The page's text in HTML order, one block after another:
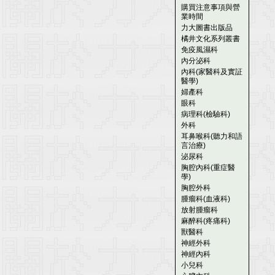
購買注意事項與營
業時間
力大圖書出版品
橘井文化系列叢書
免疫風濕科
內分泌科
內科(家醫科及實証
醫學)
婦產科
眼科
病理科(檢驗科)
外科
耳鼻喉科(聽力和語
言治療)
泌尿科
胸腔內科(重症醫
學)
胸腔外科
腫瘤科(血液科)
放射腫瘤科
麻醉科(疼痛科)
獸醫科
神經外科
神經內科
小兒科